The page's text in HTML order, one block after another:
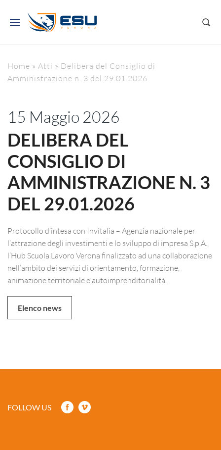
Home » Atti » Delibera del Consiglio di
Amministrazione n. 3 del 29.01.2026
15 Maggio 2026
DELIBERA DEL
CONSIGLIO DI
AMMINISTRAZIONE N. 3
DEL 29.01.2026
Protocollo d’intesa con Invitalia – Agenzia nazionale per
l’attrazione degli investimenti e lo sviluppo di impresa S.p.A.,
l’Hub Scuola Lavoro Verona finalizzato ad una collaborazione
nell’ambito dei servizi di orientamento, formazione,
animazione territoriale e autoimprenditorialità.
Elenco news
FOLLOW US